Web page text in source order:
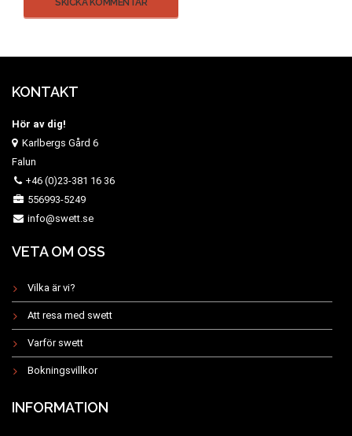
KONTAKT
Hör av dig!
Karlbergs Gård 6
Falun
+46 (0)23-381 16 36
556993-5249
info@swett.se
VETA OM OSS
Vilka är vi?
Att resa med swett
Varför swett
Bokningsvillkor
INFORMATION